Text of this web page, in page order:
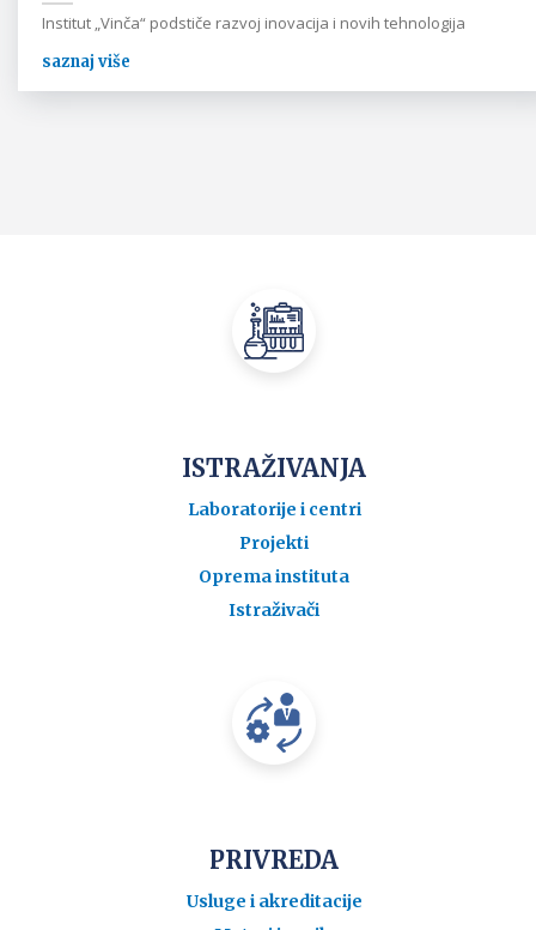
Institut „Vinča“ podstiče razvoj inovacija i novih tehnologija
saznaj više
ISTRAŽIVANJA
Laboratorije i centri
Projekti
Oprema instituta
Istraživači
PRIVREDA
Usluge i akreditacije